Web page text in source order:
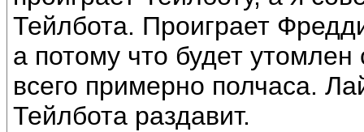
Тейлбота. Проиграет
а потому что будет
всего примерно полчаса.
Тейлбота раздавит.